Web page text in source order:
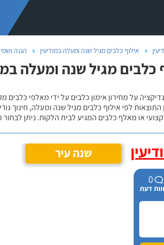
אילוף כלבים מגיל שנה ומעלה במודיעין הגנה
כלבים מגיל שנה ומעלה
על מחירון אימון כלבים על ידי מאלפי
לפי אילוף כלבים מגיל שנה ומעלה, חינוך
או מאלף כלבים המגיע לבית הלקוח. ניתן לבחור
שנה עיר
0
דעת